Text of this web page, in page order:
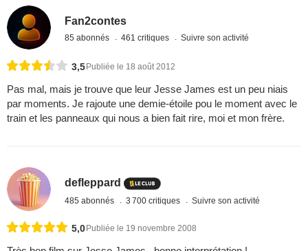
Fan2contes
85 abonnés 461 critiques Suivre son activité
3,5 Publiée le 18 août 2012
Pas mal, mais je trouve que leur Jesse James est un peu niais
par moments. Je rajoute une demie-étoile pou le moment avec le
train et les panneaux qui nous a bien fait rire, moi et mon frère.
defleppard
485 abonnés 3 700 critiques Suivre son activité
5,0 Publiée le 19 novembre 2008